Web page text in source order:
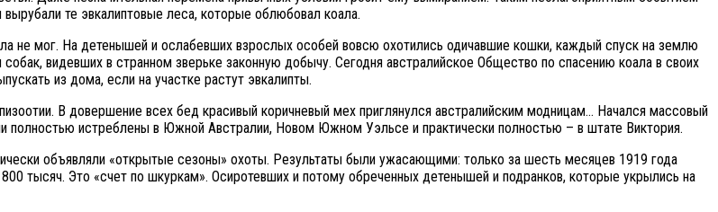
те эвкалиптовые леса, которые облюбовал коала.
не мог. На детенышей и ослабевших взрослых особей вовсю охотились одичавшие кошки, каждый спуск на землю
видевших в странном зверьке законную добычу. Сегодня австралийское Общество по спасению коала в своих
из дома, если на участке растут эвкалипты.
В довершение всех бед красивый коричневый мех приглянулся австралийским модницам… Начался массовый
истреблены в Южной Австралии, Новом Южном Уэльсе и практически полностью – в штате Виктория.
объявляли «открытые сезоны» охоты. Результаты были ужасающими: только за шесть месяцев 1919 года
тысяч. Это «счет по шкуркам». Осиротевших и потому обреченных детенышей и подранков, которые укрылись на